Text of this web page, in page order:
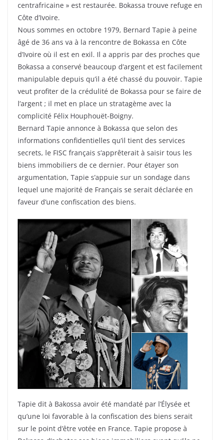
centrafricaine » est restaurée. Bokassa trouve refuge en
Côte d’Ivoire.
Nous sommes en octobre 1979, Bernard Tapie à peine
âgé de 36 ans va à la rencontre de Bokassa en Côte
d’Ivoire où il est en exil. Il a appris par des proches que
Bokassa a conservé beaucoup d’argent et est facilement
manipulable depuis qu’il a été chassé du pouvoir. Tapie
veut profiter de la crédulité de Bokassa pour se faire de
l’argent ; il met en place un stratagème avec la
complicité Félix Houphouët-Boigny.
Bernard Tapie annonce à Bokassa que selon des
informations confidentielles qu’il tient des services
secrets, le FISC français s’apprêterait à saisir tous les
biens immobiliers de ce dernier. Pour étayer son
argumentation, Tapie s’appuie sur un sondage dans
lequel une majorité de Français se serait déclarée en
faveur d’une confiscation des biens.
Tapie dit à Bakossa avoir été mandaté par l’Élysée et
qu’une loi favorable à la confiscation des biens serait
sur le point d’être votée en France. Tapie propose à